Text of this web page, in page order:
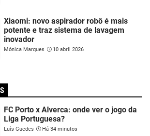
Xiaomi: novo aspirador robô é mais
potente e traz sistema de lavagem
inovador
Mónica Marques 10 abril 2026
FC Porto x Alverca: onde ver o jogo da
Liga Portuguesa?
Luís Guedes Há 34 minutos